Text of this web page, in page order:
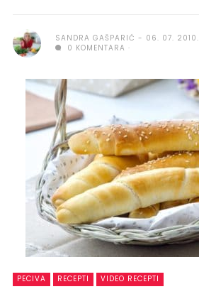
SANDRA GAŠPARIĆ
06. 07. 2010.
0 KOMENTARA
PECIVA RECEPTI VIDEO RECEPTI